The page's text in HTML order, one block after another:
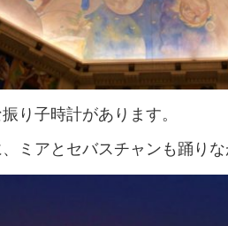
り子時計があります。
ミアとセバスチャンも踊りな